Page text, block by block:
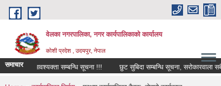
Skip to main content
वेलका नगरपालिका, नगर कार्यपालिकाको कार्यालय
कोशी प्रदेश , उदयपुर, नेपाल
समाचारआवश्यक्ता सम्बन्धि सूचना !!! छुट सुबिदा सम्बन्धि सूचना, सरोकारवाला सबैमा